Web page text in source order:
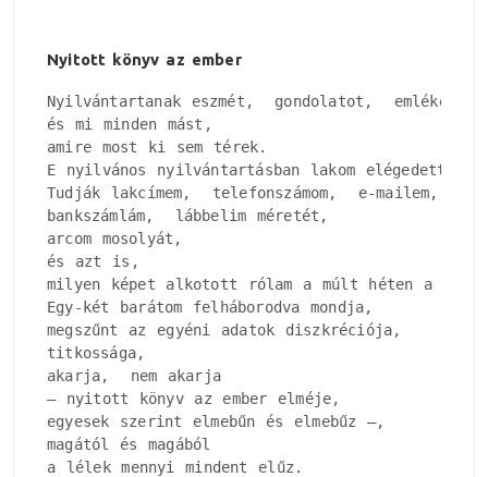
Nyitott könyv az ember
Nyilvántartanak eszmét,  gondolatot,  emléket,
és mi minden mást,
amire most ki sem térek.
E nyilvános nyilvántartásban lakom elégedetten.
Tudják lakcímem,  telefonszámom,  e-mailem,
bankszámlám,  lábbelim méretét,
arcom mosolyát,
és azt is,
milyen képet alkotott rólam a múlt héten a
Egy-két barátom felháborodva mondja,
megszűnt az egyéni adatok diszkréciója,
titkossága,
akarja,  nem akarja
– nyitott könyv az ember elméje,
egyesek szerint elmebűn és elmebűz –,
magától és magából
a lélek mennyi mindent elűz.